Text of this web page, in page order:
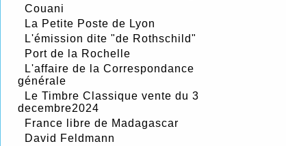
Couani
La Petite Poste de Lyon
L'émission dite "de Rothschild"
Port de la Rochelle
L'affaire de la Correspondance
générale
Le Timbre Classique vente du 3
decembre2024
France libre de Madagascar
David Feldmann